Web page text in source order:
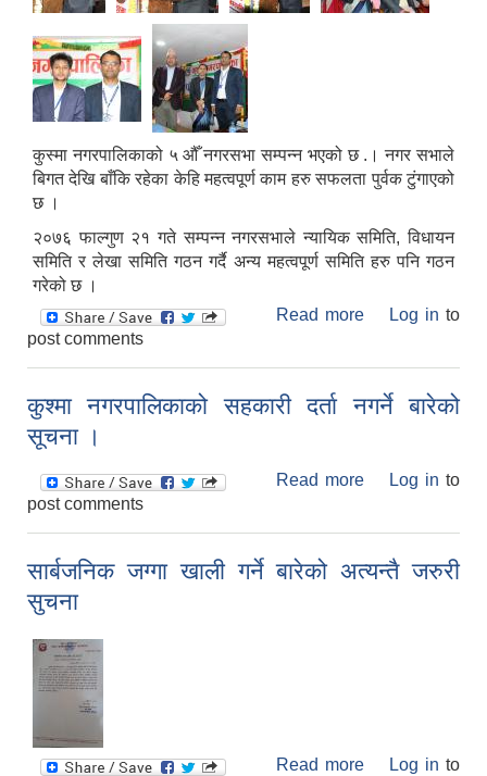
कुस्मा नगरपालिकाको ५ औँ नगरसभा सम्पन्न भएको छ .‍। नगर सभाले
बिगत देखि बाँकि रहेका केहि महत्वपूर्ण काम हरु सफलता पुर्वक टुंगाएको
छ ।
२०७६ फाल्गुण २१ गते सम्पन्न नगरसभाले न्यायिक समिति, विधायन
समिति र लेखा समिति गठन गर्दै अन्य महत्वपूर्ण समिति हरु पनि गठन
गरेको छ ।
Read more about कुश्मा
सम्पन्न ।
Log in to
post comments
कुश्मा नगरपालिकाको सहकारी दर्ता नगर्ने बारेको
सूचना ।
Read more about कुश्मा
Log in to
post comments
सार्बजनिक जग्गा खाली गर्ने बारेको अत्यन्तै जरुरी
सुचना
Read more about सार्बजनिक
Log in to